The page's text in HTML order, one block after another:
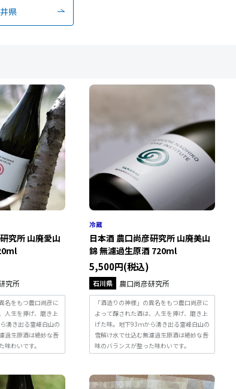
県
究所 山廃愛山
究所
名をもつ農口尚彦に
人生を捧げ、磨き上
湧き出る霊峰白山の
過生原酒は絶妙な吾
味わいです。
日本酒 農口尚彦研究所 山廃美山
錦 無濾過生原酒 720ml
5,500円(税込)
石川県 農口尚彦研究所
「酒造りの神様」の異名をもつ農口尚彦に
よって醸された酒は、人生を捧げ、磨き上
げた味。地下93ｍから湧き出る霊峰白山の
雪解け水で仕込む無濾過生原酒は絶妙な吾
味のバランスが整った味わいです。